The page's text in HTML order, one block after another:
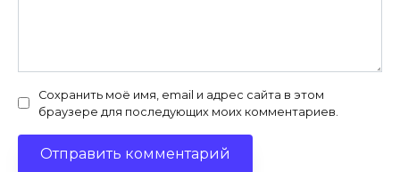
Сохранить моё имя, email и адрес сайта в этом
браузере для последующих моих комментариев.